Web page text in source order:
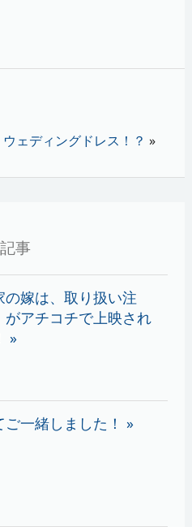
ウェディングドレス！？ »
事
の嫁は、取り扱い注
がアチコチで上映され
»
ご一緒しました！ »